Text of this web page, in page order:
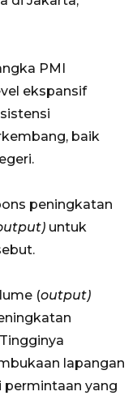
PMI
ekspansif
baik
peningkatan
untuk
(output)
lapangan
permintaan yang